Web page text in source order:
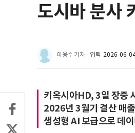
도시바 분사
이용수 기자 입력 2026-06-
키옥시아HD, 3일 장중
2026년 3월기 결산 매
생성형 AI 보급으로 데